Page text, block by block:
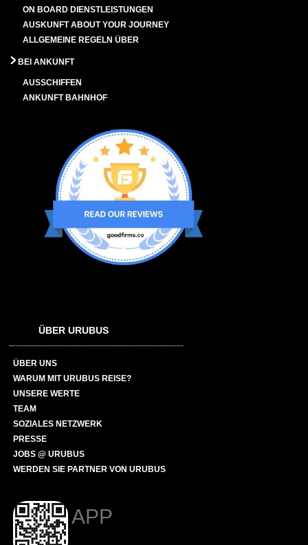
ON BOARD DIENSTLEISTUNGEN
AUSKUNFT ABOUT YOUR JOURNEY
ALLGEMEINE REGELN ÜBER
BEI ANKUNFT
AUSSCHIFFEN
ANKUNFT BAHNHOF
ÜBER URUBUS
ÜBER UNS
WARUM MIT URUBUS REISE?
UNSERE WERTE
TEAM
SOZIALES NETZWERK
PRESSE
JOBS @ URUBUS
WERDEN SIE PARTNER VON URUBUS
APP